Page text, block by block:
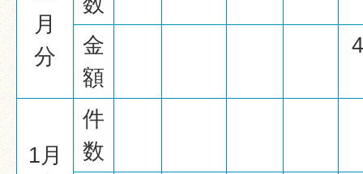
月
分
金
額
1月
件
数